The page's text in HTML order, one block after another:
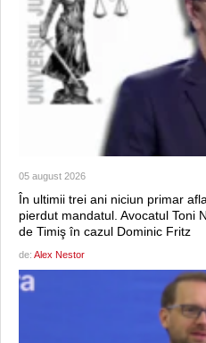
05 august 2026
În ultimii trei ani niciun primar
pierdut mandatul. Avocatul Toni
de Timiş în cazul Dominic Fritz
de: Alex Nestor